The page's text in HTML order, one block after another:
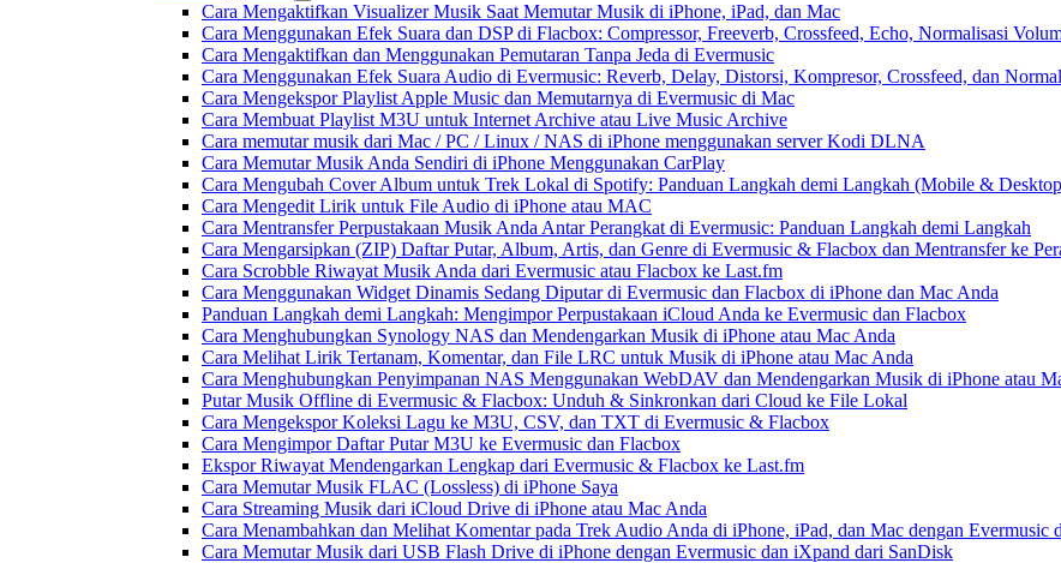
Cara Mengaktifkan Visualizer Musik Saat Memutar Musik di iPhone, iPad, dan Mac
Cara Menggunakan Efek Suara dan DSP di Flacbox: Compressor, Freeverb, Crossfeed, Echo, Normalisasi
Cara Mengaktifkan dan Menggunakan Pemutaran Tanpa Jeda di Evermusic
Cara Menggunakan Efek Suara Audio di Evermusic: Reverb, Delay, Distorsi, Kompresor, Crossfeed, dan
Cara Mengekspor Playlist Apple Music dan Memutarnya di Evermusic di Mac
Cara Membuat Playlist M3U untuk Internet Archive atau Live Music Archive
Cara memutar musik dari Mac / PC / Linux / NAS di iPhone menggunakan server Kodi DLNA
Cara Memutar Musik Anda Sendiri di iPhone Menggunakan CarPlay
Cara Mengubah Cover Album untuk Trek Lokal di Spotify: Panduan Langkah demi Langkah (Mobile &
Cara Mengedit Lirik untuk File Audio di iPhone atau MAC
Cara Mentransfer Perpustakaan Musik Anda Antar Perangkat di Evermusic: Panduan Langkah demi Langkah
Cara Mengarsipkan (ZIP) Daftar Putar, Album, Artis, dan Genre di Evermusic & Flacbox dan Mentransfer ke
Cara Scrobble Riwayat Musik Anda dari Evermusic atau Flacbox ke Last.fm
Cara Menggunakan Widget Dinamis Sedang Diputar di Evermusic dan Flacbox di iPhone dan Mac Anda
Panduan Langkah demi Langkah: Mengimpor Perpustakaan iCloud Anda ke Evermusic dan Flacbox
Cara Menghubungkan Synology NAS dan Mendengarkan Musik di iPhone atau Mac Anda
Cara Melihat Lirik Tertanam, Komentar, dan File LRC untuk Musik di iPhone atau Mac Anda
Cara Menghubungkan Penyimpanan NAS Menggunakan WebDAV dan Mendengarkan Musik di iPhone atau
Putar Musik Offline di Evermusic & Flacbox: Unduh & Sinkronkan dari Cloud ke File Lokal
Cara Mengekspor Koleksi Lagu ke M3U, CSV, dan TXT di Evermusic & Flacbox
Cara Mengimpor Daftar Putar M3U ke Evermusic dan Flacbox
Ekspor Riwayat Mendengarkan Lengkap dari Evermusic & Flacbox ke Last.fm
Cara Memutar Musik FLAC (Lossless) di iPhone Saya
Cara Streaming Musik dari iCloud Drive di iPhone atau Mac Anda
Cara Menambahkan dan Melihat Komentar pada Trek Audio Anda di iPhone, iPad, dan Mac dengan Evermusic
Cara Memutar Musik dari USB Flash Drive di iPhone dengan Evermusic dan iXpand dari SanDisk